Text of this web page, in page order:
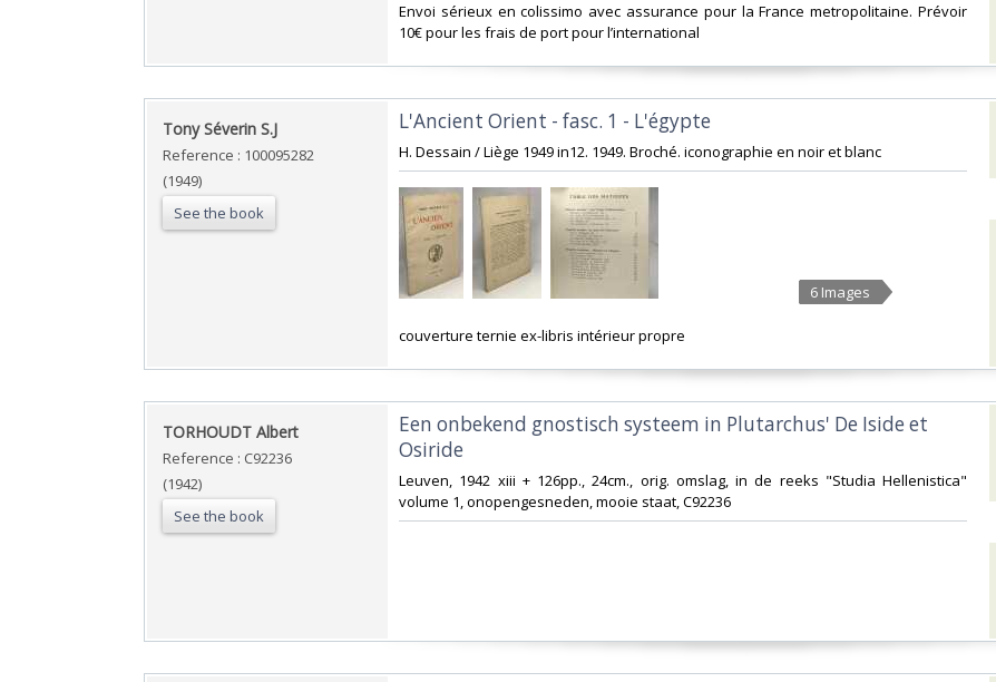
‎Envoi sérieux en colissimo avec assurance pour la France metropolitaine. Prévoir
10€ pour les frais de port pour l’international ‎
‎Tony Séverin S.J‎
Reference : 100095282
(1949)
See the book
‎L'Ancient Orient - fasc. 1 - L'égypte‎
‎H. Dessain / Liège 1949 in12. 1949. Broché. iconographie en noir et blanc‎
6 Images
‎couverture ternie ex-libris intérieur propre‎
‎TORHOUDT Albert‎
Reference : C92236
(1942)
See the book
‎Een onbekend gnostisch systeem in Plutarchus' De Iside et
Osiride‎
‎Leuven, 1942 xiii + 126pp., 24cm., orig. omslag, in de reeks "Studia Hellenistica"
volume 1, onopengesneden, mooie staat, C92236‎